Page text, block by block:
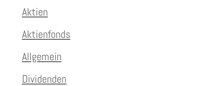
Aktien
Aktienfonds
Allgemein
Dividenden